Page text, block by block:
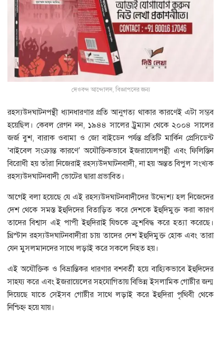
দেওবন্দ আন্দোলন, বিজ্ঞাপনের জন্য
রহস্যউদ্ঘাটনপন্থী ধ্যানধারণার প্রতি আনুগত্য থাকার কারণেই এটা সম্ভব
হয়েছিল। কেবল রেগন নন, ১৯৪৪ সালের ট্রুম্যান থেকে ২০০৪ সালের
জর্জ বুশ, বারাক ওবামা ও জো বাইডেন পর্যন্ত প্রতিটি মার্কিন প্রেসিডেন্ট
‘বাইবেল সংক্রান্ত কারণে’ অযৌক্তিকভাবে ইজরায়েলপন্থী এবং ফিলিস্তিন
বিরোধী হয় তাঁরা নিজেরাই রহস্যউদ্ঘাটনবাদী, না হয় অন্তত বিপুল সংখ্যক
রহস্যউদ্ঘাটনবাদী ভোটের দ্বারা প্রভাবিত।
আগেই বলা হয়েছে যে এই রহস্যউদ্ঘাটনবাদীদের উদ্দ্যেশ্য হল নিজেদের
দেশ থেকে সমস্ত ইহুদিদের বিতাড়িত করে দেশকে ইহুদিমুক্ত করা কারণ
তাদের বিশ্বাস এই পাপী ইহুদিরাই যিশুকে ক্রুশবিদ্ধ করে হত্যা করেছে।
খ্রিস্টান রহস্যউদ্ঘাটনবাদীরা চায় তাদের দেশ ইহুদিমুক্ত হোক এবং তারা
যেন মুসলমানদের সাথে লড়াই করে সকলে নিহত হয়।
এই অযৌক্তিক ও বিভ্রান্তিকর ধারণার বশবর্তী হয়ে বাহ্যিকভাবে ইহুদিদের
সাহয্য করে এবং ইজরায়েলের সহযোগিতায় বিভিন্ন ইসলামিক গোষ্টীর জন্ম
দিয়েছে যাতে সেইসব গোষ্টীর সাথে লড়াই করে ইহুদিরা পৃথিবী থেকে
নিশ্চিহ্ন হয়ে যায়।